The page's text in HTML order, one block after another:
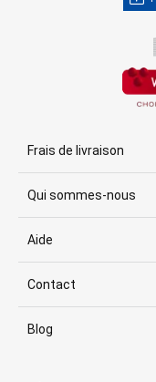
Frais de livraison
Qui sommes-nous
Aide
Contact
Blog